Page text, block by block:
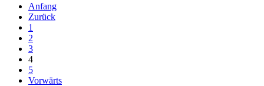
Anfang
Zurück
1
2
3
4
5
Vorwärts